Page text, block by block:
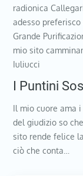
radionica
adesso
Grande
mio sito
Iuliucci
I Puntini
Il mio cuore ama
del giudizio so
sito rende felice
ciò che conta…